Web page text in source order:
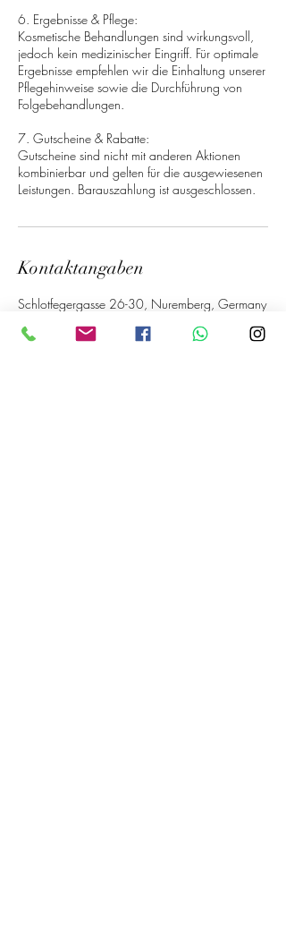
6. Ergebnisse & Pflege:
Kosmetische Behandlungen sind wirkungsvoll,
jedoch kein medizinischer Eingriff. Für optimale
Ergebnisse empfehlen wir die Einhaltung unserer
Pflegehinweise sowie die Durchführung von
Folgebehandlungen.
7. Gutscheine & Rabatte:
Gutscheine sind nicht mit anderen Aktionen
kombinierbar und gelten für die ausgewiesenen
Kontaktangaben
Schlotfegergasse 26-30, Nuremberg, Germany
info@vitaespa.de